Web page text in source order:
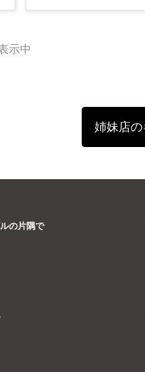
示中
姉妹店
の片隅で